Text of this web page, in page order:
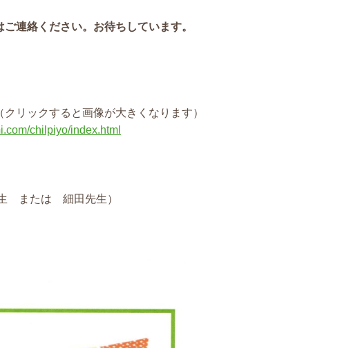
連絡ください。お待ちしています。
リックすると画像が大きくなります）
chilpiyo/index.html
または 細田先生）